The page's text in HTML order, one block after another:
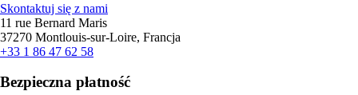
Skontaktuj się z nami
11 rue Bernard Maris
37270 Montlouis-sur-Loire, Francja
+33 1 86 47 62 58
Bezpieczna płatność